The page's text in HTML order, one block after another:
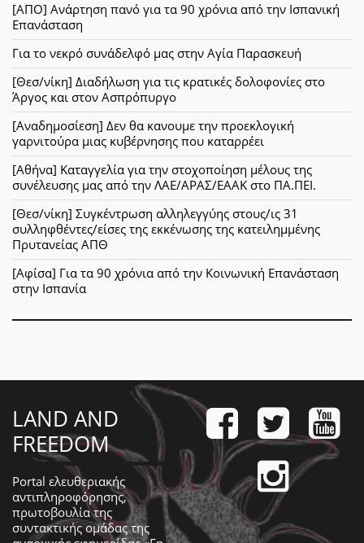
[ΑΠΟ] Ανάρτηση πανό για τα 90 χρόνια από την Ισπανική
Επανάσταση
Για το νεκρό συνάδελφό μας στην Αγία Παρασκευή
[Θεσ/νίκη] Διαδήλωση για τις κρατικές δολοφονίες στο
Άργος και στον Ασπρόπυργο
[Αναδημοσίεση] Δεν θα κανουμε την προεκλογική
γαρνιτούρα μιας κυβέρνησης που καταρρέει
[Αθήνα] Καταγγελία για την στοχοποίηση μέλους της
συνέλευσης μας από την ΛΑΕ/ΑΡΑΣ/ΕΑΑΚ στο ΠΑ.ΠΕΙ.
[Θεσ/νίκη] Συγκέντρωση αλληλεγγύης στους/ις 31
συλληφθέντες/είσες της εκκένωσης της κατειλημμένης
Πρυτανείας ΑΠΘ
[Αφίσα] Για τα 90 χρόνια από την Κοινωνική Επανάσταση
στην Ισπανία
LAND AND
FREEDOM
Portal ελευθεριακής
αντιπληροφόρησης,
πρωτοβουλία της
συντακτικής ομάδας της